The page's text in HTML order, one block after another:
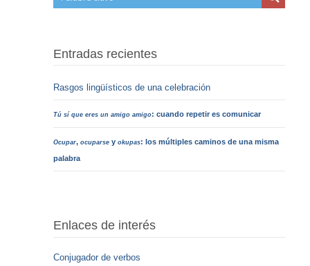
Entradas recientes
Rasgos lingüísticos de una celebración
Tú sí que eres un amigo amigo: cuando repetir es comunicar
Ocupar,ocuparse yokupas: los múltiples caminos de una misma
palabra
Enlaces de interés
Conjugador de verbos